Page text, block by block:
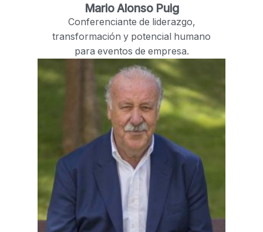
Mario Alonso Puig
Conferenciante de liderazgo,
transformación y potencial humano
para eventos de empresa.